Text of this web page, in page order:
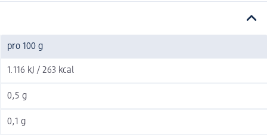
pro 100 g
1.116 kJ / 263 kcal
0,5 g
0,1 g